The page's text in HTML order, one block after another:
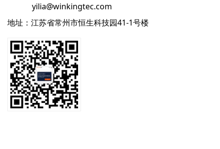
yilia@winkingtec.com
地址：江苏省常州市恒生科技园41-1号楼